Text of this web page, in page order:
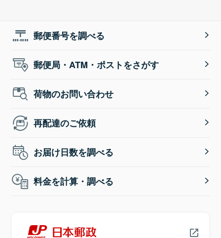
郵便番号を調べる
郵便局・ATM・ポストをさがす
荷物のお問い合わせ
再配達のご依頼
お届け日数を調べる
料金を計算・調べる